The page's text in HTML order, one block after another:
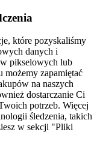
które pozyskaliśmy
danych i
pikselowych lub
zapamiętać
na naszych
dostarczanie Ci
potrzeb. Więcej
śledzenia, takich
w sekcji "Pliki